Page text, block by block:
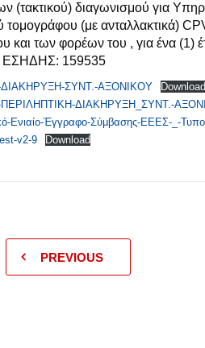
(τακτικού) διαγωνισμού για
τομογράφου (με ανταλλακτικά)
και των φορέων του , για ένα (1)
ΕΣΗΔΗΣ: 159535
ΣΥΝΤ.-ΑΞΟΝΙΚΟΥ
Download
ΔΙΑΚΗΡΥΞΗ_ΣΥΝΤ.-
Ενιαίο-Έγγραφο-Σύμβασης-ΕΕΕΣ-_-
v2-9
Download
PREVIOUS